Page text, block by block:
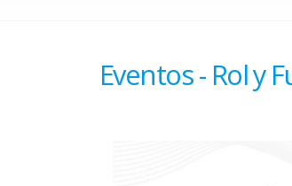
Eventos - Rol y